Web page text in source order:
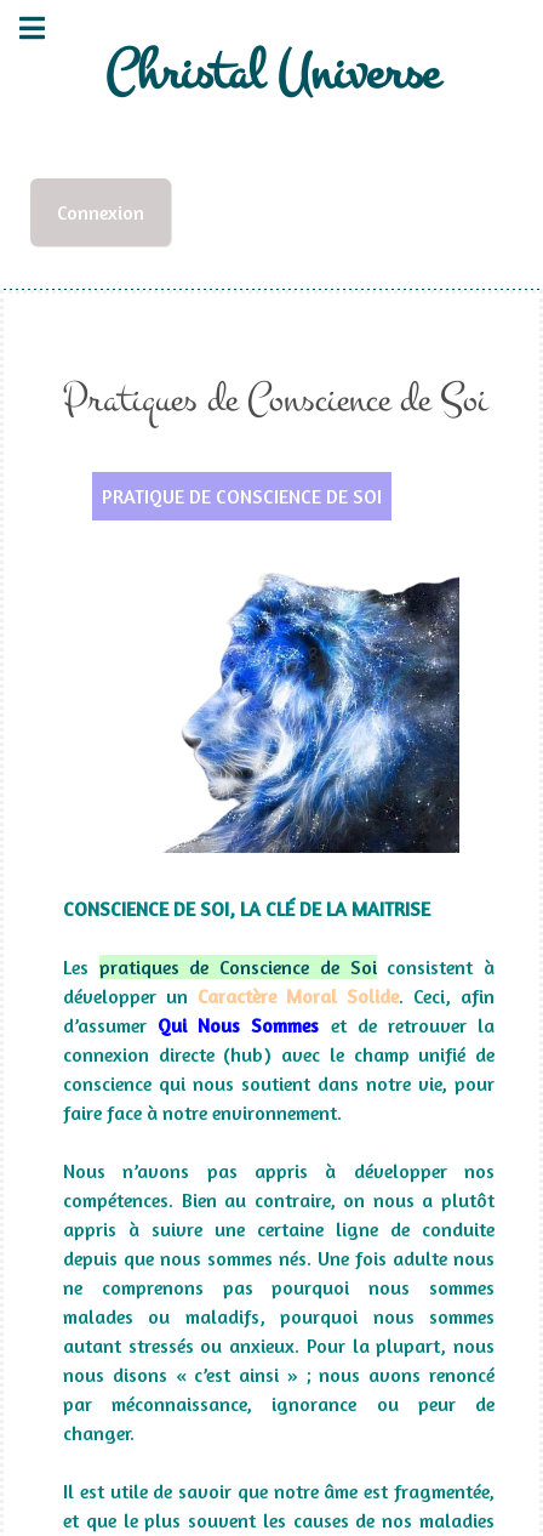
Christal Universe
Connexion
Pratiques de Conscience de Soi
PRATIQUE DE CONSCIENCE DE SOI
CONSCIENCE DE SOI, LA CLÉ DE LA MAITRISE
Les pratiques de Conscience de Soi consistent à
développer un Caractère Moral Solide. Ceci, afin
d’assumer Qui Nous Sommes et de retrouver la
connexion directe (hub) avec le champ unifié de
conscience qui nous soutient dans notre vie, pour
faire face à notre environnement.
Nous n’avons pas appris à développer nos
compétences. Bien au contraire, on nous a plutôt
appris à suivre une certaine ligne de conduite
depuis que nous sommes nés. Une fois adulte nous
ne comprenons pas pourquoi nous sommes
malades ou maladifs, pourquoi nous sommes
autant stressés ou anxieux. Pour la plupart, nous
nous disons « c’est ainsi » ; nous avons renoncé
par méconnaissance, ignorance ou peur de
changer.
Il est utile de savoir que notre âme est fragmentée,
et que le plus souvent les causes de nos maladies